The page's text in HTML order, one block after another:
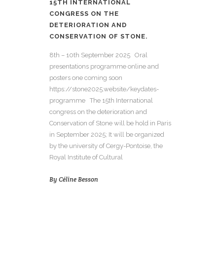
15TH INTERNATIONAL
CONGRESS ON THE
DETERIORATION AND
CONSERVATION OF STONE.
8th – 10th September 2025 Oral
presentations programme online and
posters one coming soon
https://stone2025.website/keydates-
programme The 15th International
congress on the deterioration and
Conservation of Stone will be hold in Paris
in September 2025; It will be organized
by the university of Cergy-Pontoise, the
Royal Institute of Cultural
By Céline Besson